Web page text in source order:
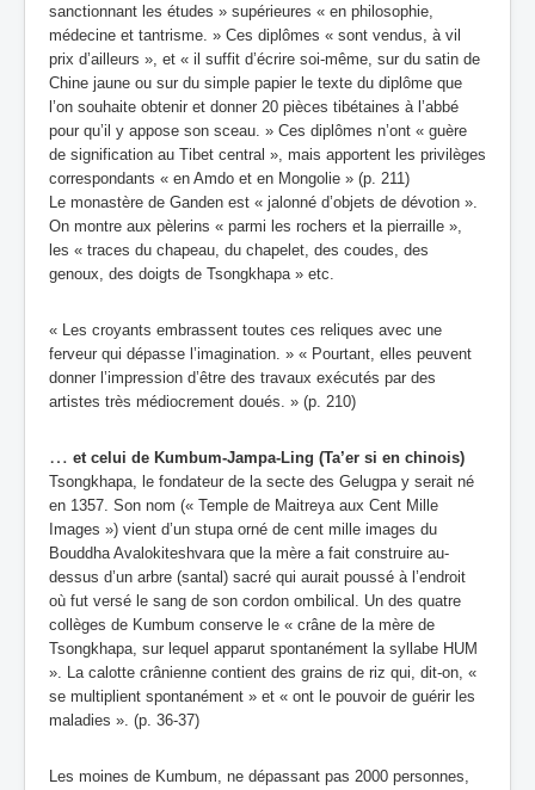
sanctionnant les études » supérieures « en philosophie,
médecine et tantrisme. » Ces diplômes « sont vendus, à vil
prix d’ailleurs », et « il suffit d’écrire soi-même, sur du satin de
Chine jaune ou sur du simple papier le texte du diplôme que
l’on souhaite obtenir et donner 20 pièces tibétaines à l’abbé
pour qu’il y appose son sceau. » Ces diplômes n’ont « guère
de signification au Tibet central », mais apportent les privilèges
correspondants « en Amdo et en Mongolie » (p. 211)
Le monastère de Ganden est « jalonné d’objets de dévotion ».
On montre aux pèlerins « parmi les rochers et la pierraille »,
les « traces du chapeau, du chapelet, des coudes, des
genoux, des doigts de Tsongkhapa » etc.
« Les croyants embrassent toutes ces reliques avec une
ferveur qui dépasse l’imagination. » « Pourtant, elles peuvent
donner l’impression d’être des travaux exécutés par des
artistes très médiocrement doués. » (p. 210)
… et celui de Kumbum-Jampa-Ling (Ta’er si en chinois)
Tsongkhapa, le fondateur de la secte des Gelugpa y serait né
en 1357. Son nom (« Temple de Maitreya aux Cent Mille
Images ») vient d’un stupa orné de cent mille images du
Bouddha Avalokiteshvara que la mère a fait construire au-
dessus d’un arbre (santal) sacré qui aurait poussé à l’endroit
où fut versé le sang de son cordon ombilical. Un des quatre
collèges de Kumbum conserve le « crâne de la mère de
Tsongkhapa, sur lequel apparut spontanément la syllabe HUM
». La calotte crânienne contient des grains de riz qui, dit-on, «
se multiplient spontanément » et « ont le pouvoir de guérir les
maladies ». (p. 36-37)
Les moines de Kumbum, ne dépassant pas 2000 personnes,